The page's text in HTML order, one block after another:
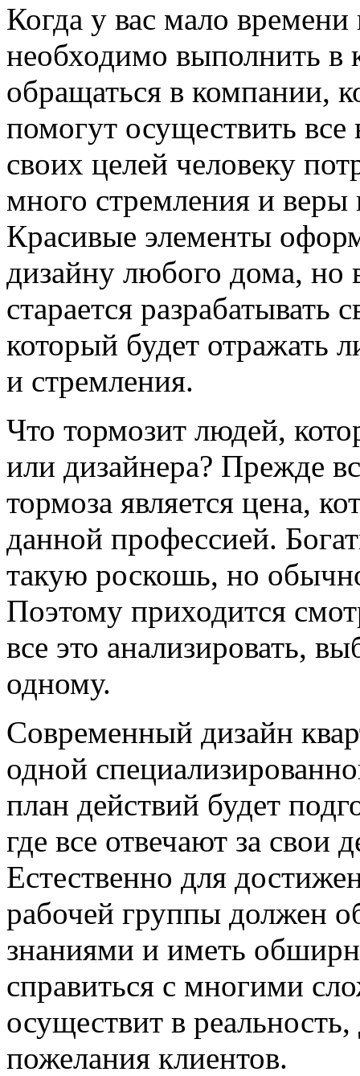
Когда у вас мало времени
необходимо выполнить в
обращаться в компании,
помогут осуществить
своих целей человеку
много стремления и веры
Красивые элементы
дизайну любого дома, но
старается
который будет отражать
и стремления.
Что тормозит людей,
или дизайнера? Прежде
тормоза является цена,
данной профессией.
такую роскошь, но
Поэтому приходится
все это анализировать,
одному.
Современный дизайн
одной
план действий будет
где все отвечают за свои
Естественно для
рабочей группы должен
знаниями и иметь
справиться с многими
осуществит в
пожелания клиентов.